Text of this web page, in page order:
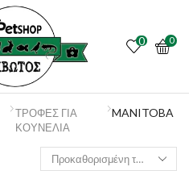
0 0
ΤΡΟΦΕΣ ΓΙΑ
ΚΟΥΝΕΛΙΑ
MANITOBA